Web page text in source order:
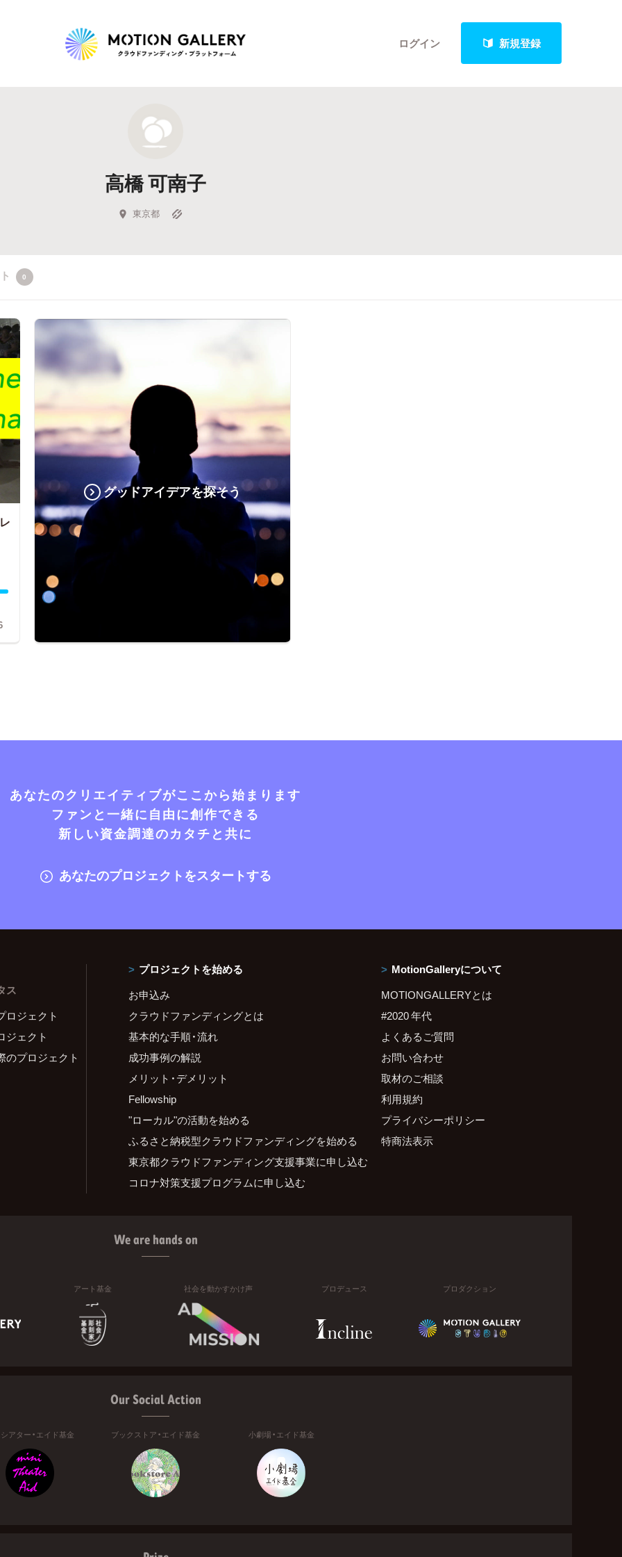
ログイン 新規登録
新着プロジェクト
Feature
キュレーターから探す
高橋 可南子
東京都
0
グッドアイデアを探そう
あなたのクリエイティブがここから始まります
ファンと一緒に自由に創作できる
新しい資金調達のカタチと共に
あなたのプロジェクトをスタートする
ス
ロジェクト
ジェクト
のプロジェクト
プロジェクトを始める
お申込み
クラウドファンディングとは
基本的な手順・流れ
成功事例の解説
メリット・デメリット
Fellowship
"ローカル"の活動を始める
ふるさと納税型クラウドファンディングを始める
東京都クラウドファンディング支援事業に申し込む
コロナ対策支援プログラムに申し込む
MotionGalleryについて
MOTIONGALLERYとは
#2020 年代
よくあるご質問
お問い合わせ
取材のご相談
利用規約
プライバシーポリシー
特商法表示
We are hands on
アート基金 社会を動かすかけ声 プロデュース プロダクション
Our Social Action
アター・エイド基金 ブックストア・エイド基金 小劇場・エイド基金